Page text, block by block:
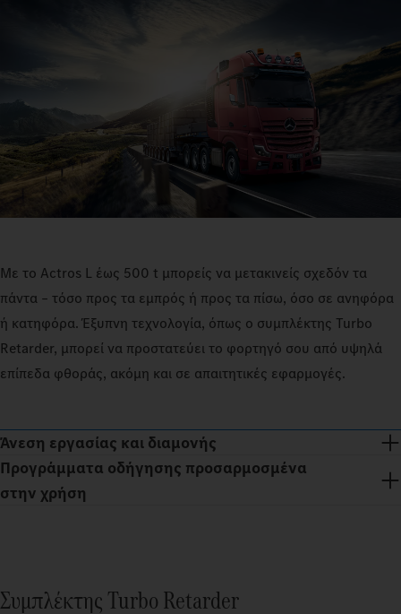
Με το Actros L έως 500 t μπορείς να μετακινείς σχεδόν τα
πάντα – τόσο προς τα εμπρός ή προς τα πίσω, όσο σε ανηφόρα
ή κατηφόρα. Έξυπνη τεχνολογία, όπως ο συμπλέκτης Turbo
Retarder, μπορεί να προστατεύει το φορτηγό σου από υψηλά
επίπεδα φθοράς, ακόμη και σε απαιτητικές εφαρμογές.
Άνεση εργασίας και διαμονής
Προγράμματα οδήγησης προσαρμοσμένα
στην χρήση
Συμπλέκτης Turbo Retarder